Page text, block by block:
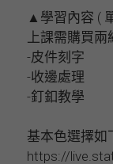
▲學習內容 (
上課需購買兩
-皮件刻字
-收邊處理
-釘釦教學
基本色選擇如
https://